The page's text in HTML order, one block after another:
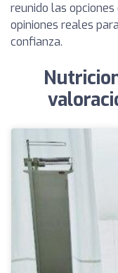
reunido las
opiniones reales
confianza.